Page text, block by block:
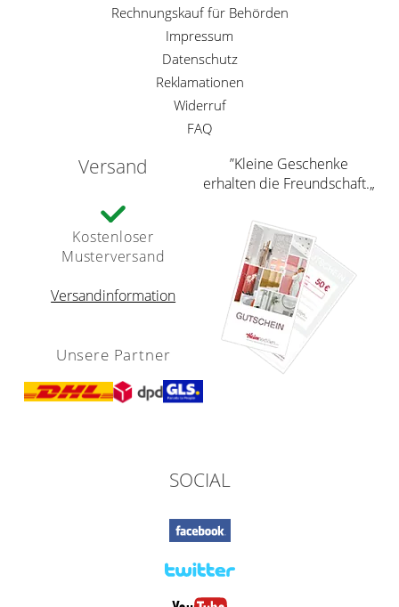
Rechnungskauf für Behörden
Impressum
Datenschutz
Reklamationen
Widerruf
FAQ
Versand
Kostenloser
Musterversand
Versandinformation
Unsere Partner
”Kleine Geschenke
erhalten die Freundschaft.„
SOCIAL